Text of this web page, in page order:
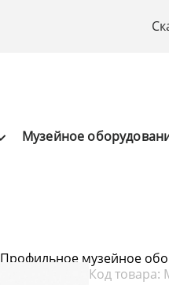
Музейное
Профильное музейное
Код товара: